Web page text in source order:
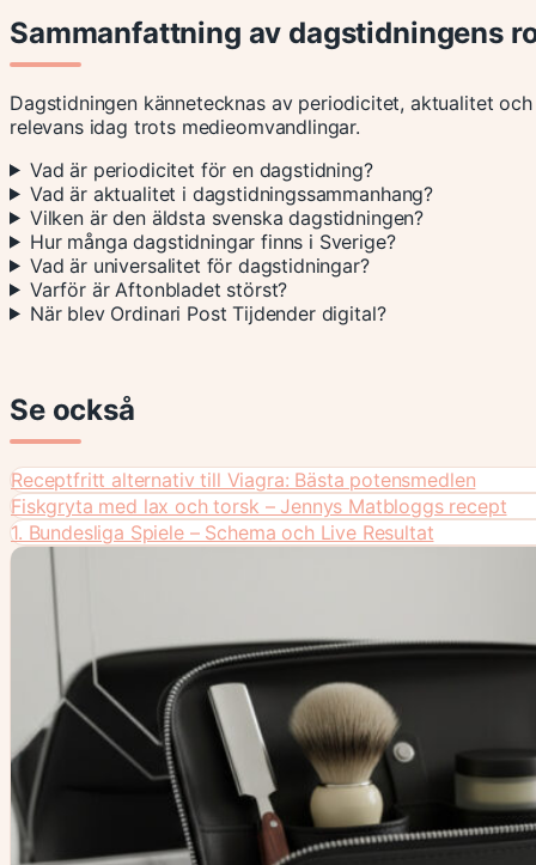
Sammanfattning av dagstidningens
Dagstidningen kännetecknas av periodicitet, aktualitet
relevans idag trots medieomvandlingar.
Vad är periodicitet för en dagstidning?
Vad är aktualitet i dagstidningssammanhang?
Vilken är den äldsta svenska dagstidningen?
Hur många dagstidningar finns i Sverige?
Vad är universalitet för dagstidningar?
Varför är Aftonbladet störst?
När blev Ordinari Post Tijdender digital?
Se också
Receptfritt alternativ till Viagra: Bästa potensmedlen
Fiskgryta med lax och torsk – Jennys Matbloggs recept
1. Bundesliga Spiele – Schema och Live Resultat